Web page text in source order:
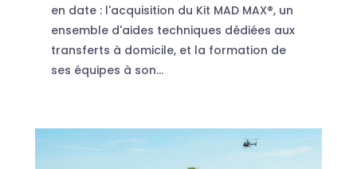
en date : l'acquisition du Kit MAD MAX®, un
ensemble d'aides techniques dédiées aux
transferts à domicile, et la formation de
ses équipes à son...